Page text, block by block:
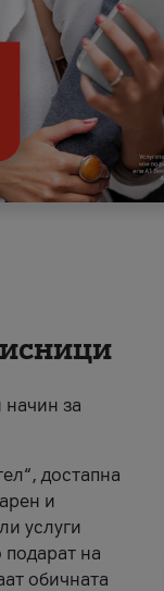
за
достапна
и
услуги
подарат на
обичната